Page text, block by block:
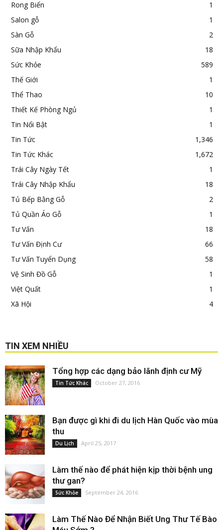
Rong Biển
1
Salon gỗ
1
Sàn Gỗ
2
Sữa Nhập Khẩu
18
Sức Khỏe
589
Thế Giới
1
Thể Thao
10
Thiết Kế Phòng Ngủ
1
Tin Nổi Bật
1
Tin Tức
1,346
Tin Tức Khác
1,672
Trái Cây Ngày Tết
1
Trái Cây Nhập Khẩu
18
Tủ Bếp Bằng Gỗ
2
Tủ Quần Áo Gỗ
1
Tư Vấn
18
Tư Vấn Định Cư
66
Tư Vấn Tuyển Dụng
58
Vệ Sinh Đồ Gỗ
1
Việt Quất
1
Xã Hội
4
TIN XEM NHIỀU
Tổng hợp các dạng bảo lãnh định cư Mỹ
Tin Tức Khác October 27, 2016
Bạn được gì khi đi du lịch Hàn Quốc vào mùa
thu
Du Lịch April 25, 2017
Làm thế nào để phát hiện kịp thời bệnh ung
thư gan?
Sức Khỏe September 24, 2016
Làm Thế Nào Để Nhận Biết Ung Thư Tế Bào